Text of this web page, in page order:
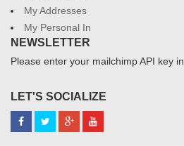
My Addresses
My Personal In
NEWSLETTER
Please enter your mailchimp API key in
LET'S SOCIALIZE